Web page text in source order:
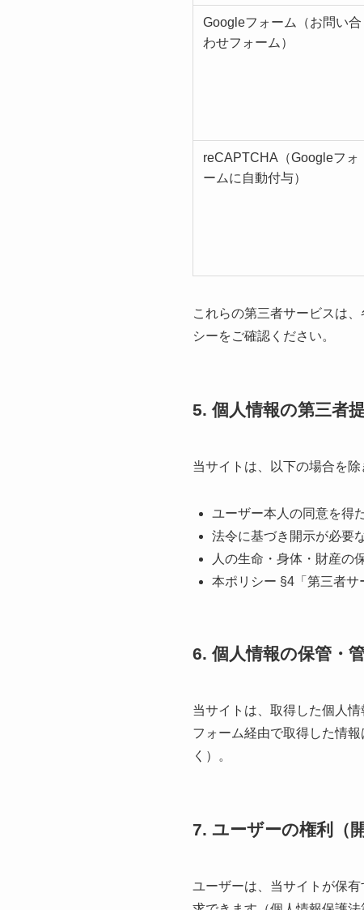
Googleフォーム（お問い合
わせフォーム）
reCAPTCHA（Googleフォ
ームに自動付与）
これらの第三者サービスは
シーをご確認ください。
5. 個人情報の第三者
当サイトは、以下の場合を
ユーザー本人の同意を得
法令に基づき開示が必要
人の生命・身体・財産の
本ポリシー §4「第三者サ
6. 個人情報の保管・
当サイトは、取得した個人
フォーム経由で取得した情
く）。
7. ユーザーの権利（
ユーザーは、当サイトが保